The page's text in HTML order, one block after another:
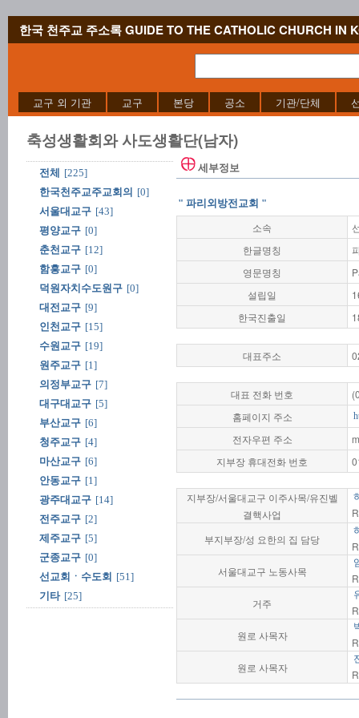
한국 천주교 주소록 GUIDE TO THE CATHOLIC CHURCH IN
교구 외 기관 교구 본당 공소 기관/단체
축성생활회와 사도생활단(남자)
전체
[225]
한국천주교주교회의 [0]
서울대교구 [43]
평양교구 [0]
춘천교구 [12]
함흥교구 [0]
덕원자치수도원구 [0]
대전교구 [9]
인천교구 [15]
수원교구 [19]
원주교구 [1]
의정부교구 [7]
대구대교구 [5]
부산교구 [6]
청주교구 [4]
마산교구 [6]
안동교구 [1]
광주대교구 [14]
전주교구 [2]
제주교구 [5]
군종교구 [0]
선교회ㆍ수도회 [51]
기타 [25]
세부정보
" 파리외방전교회 "
소속
한글명칭
영문명칭
설립일
한국진출일
대표주소
대표 전화 번호
홈페이지 주소
전자우편 주소
지부장 휴대전화 번호
지부장/서울대교구 이주사목/유진벨
결핵사업
부지부장/성 요한의 집 담당
서울대교구 노동사목
거주
원로 사목자
원로 사목자